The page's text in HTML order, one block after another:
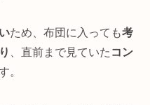
ため、布団に入っても考
、直前まで見ていた コン
。